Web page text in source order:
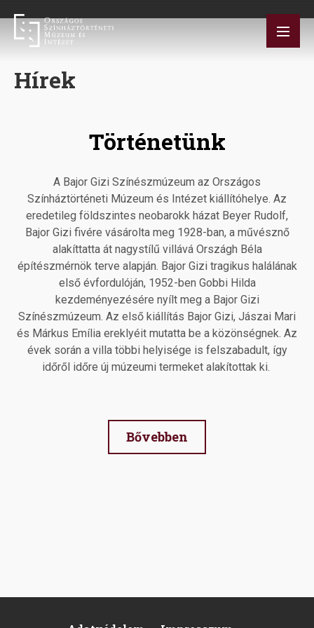
to
main
content
Hírek
Történetünk
A Bajor Gizi Színészmúzeum az Országos
Színháztörténeti Múzeum és Intézet kiállítóhelye. Az
eredetileg földszintes neobarokk házat Beyer Rudolf,
Bajor Gizi fivére vásárolta meg 1928-ban, a művésznő
alakíttatta át nagystílű villává Országh Béla
építészmérnök terve alapján. Bajor Gizi tragikus halálának
első évfordulóján, 1952-ben Gobbi Hilda
kezdeményezésére nyílt meg a Bajor Gizi
Színészmúzeum. Az első kiállítás Bajor Gizi, Jászai Mari
és Márkus Emília ereklyéit mutatta be a közönségnek. Az
évek során a villa többi helyisége is felszabadult, így
időről időre új múzeumi termeket alakítottak ki.
Bővebben